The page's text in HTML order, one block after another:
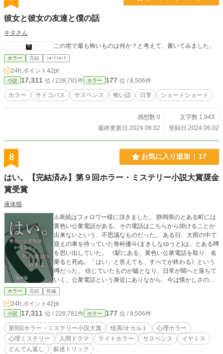
彼女と彼女の友達と僕の話
キタさん
この世で最も怖いものは何か？と考えて、書いてみました。
ホラー 完結 ｼｮｰﾄｼｮｰﾄ
24h.ポイント 42pt
小説 17,311 位 / 228,781件 ホラー 177 位 / 8,506件
ホラー サイコパス サスペンス 怖い話 日常 ショートショート
感想数 0
文字数 1,943
最終更新日 2024.06.02
登録日 2024.06.02
8 お気に入り追加 17
はい。【完結済み】第９回ホラー・ミステリー小説大賞奨金
賞受賞
液体猫
⚠️表紙はフォロワー様に頂きました。 静岡県のとある町には
黄色い公衆電話がある。その電話はこちらから掛けることが
出来ないという、不思議なものだった。 ある日、大雨の中で
迎えの車を待っていた巻科優斗(まきしなゆうと)は、とある噂
を思い出していた。 《駅にある、黄色い公衆電話を取り、名
乗ると死ぬ。「はい」と答えても、すべてが終わる》という
噂だった。 信じていたものが嘘となり、日常が闇へと落ちて
いく。公衆電話という身近にありながら、今は懐かしさのあ
るものを中心に、何もかもが崩れ落ちていく。 ＊冒頭にファ
ンアート画像貼ってあります(^-^) ミステリー強めな軽いホラ
ーとなっています。ジャンルはミステリーの方がよかったか
も？？
ホラー 完結 長編
24h.ポイント 42pt
小説 17,311 位 / 228,781件 ホラー 177 位 / 8,506件
第9回ホラー・ミステリー小説大賞 怪異/オカルト
心理ホラー
心理ミステリー
人間ドラマ ライトホラー サスペンス
イヤミス
どんでん返し
叙述トリック